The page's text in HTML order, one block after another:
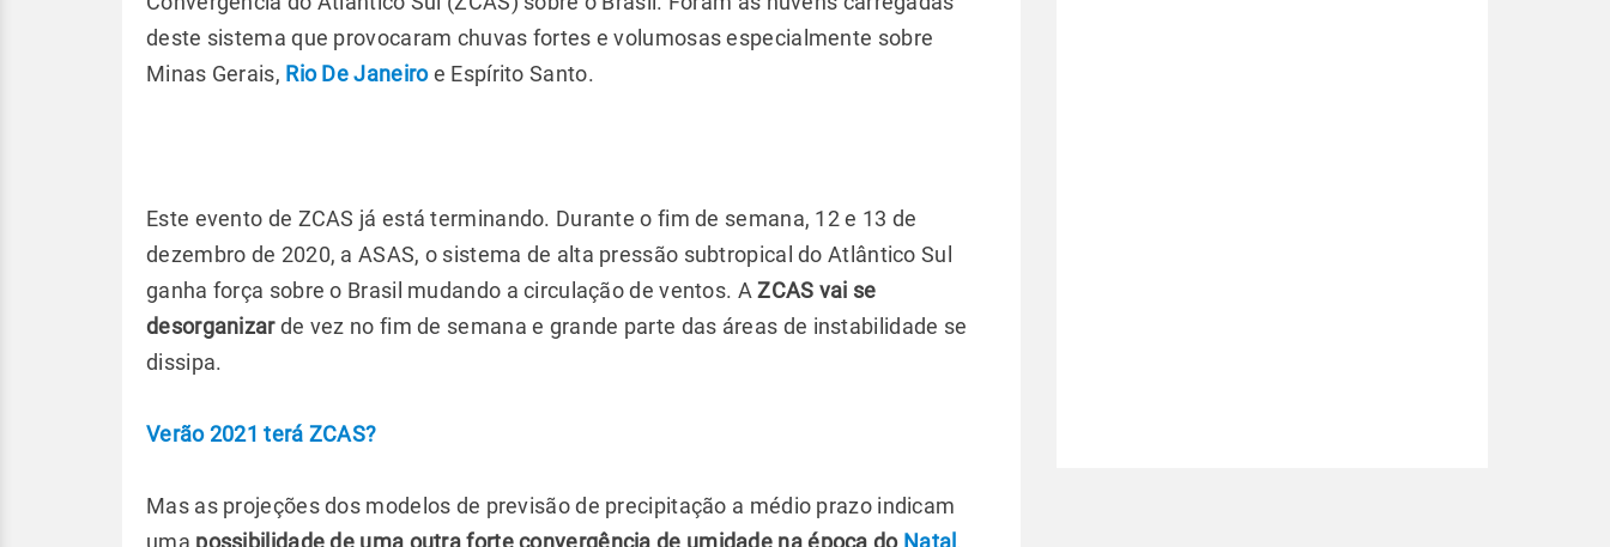
deste sistema que provocaram chuvas fortes e volumosas especialmente sobre
Minas Gerais, Rio De Janeiroe Espírito Santo.
Este evento de ZCAS já está terminando. Durante o fim de semana, 12 e 13 de
dezembro de 2020, a ASAS, o sistema de alta pressão subtropical do Atlântico Sul
ganha força sobre o Brasil mudando a circulação de ventos. AZCAS vai se
desorganizarde vez no fim de semana e grande parte das áreas de instabilidade se
dissipa.
Verão 2021 terá ZCAS?
Mas as projeções dos modelos de previsão de precipitação a médio prazo indicam
uma possibilidade de uma outra forte convergência de umidade na época do Natal .